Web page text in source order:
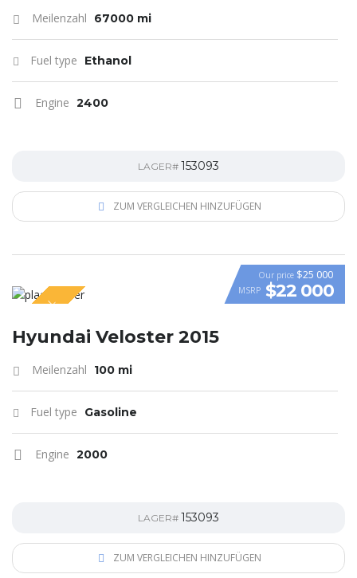
Meilenzahl 67000 mi
Fuel type Ethanol
Engine 2400
LAGER# 153093
ZUM VERGLEICHEN HINZUFÜGEN
VIDEO
SPECIAL
Our price $25 000
MSRP $22 000
Hyundai Veloster 2015
Meilenzahl 100 mi
Fuel type Gasoline
Engine 2000
LAGER# 153093
ZUM VERGLEICHEN HINZUFÜGEN